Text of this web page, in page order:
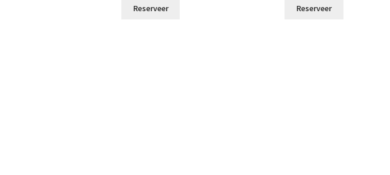
Reserveer Reserveer